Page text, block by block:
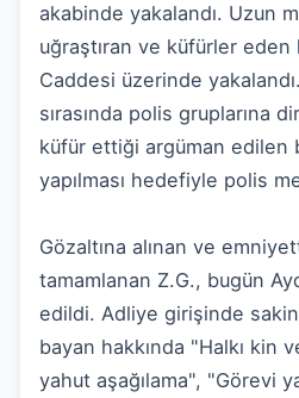
akabinde yakalandı. Uzun
uğraştıran ve küfürler eden
Caddesi üzerinde
sırasında polis gruplarına
küfür ettiği argüman edilen
yapılması hedefiyle polis
Gözaltına alınan ve
tamamlanan Z.G., bugün
edildi. Adliye girişinde
bayan hakkında "Halkı kin
yahut aşağılama", "Görevi